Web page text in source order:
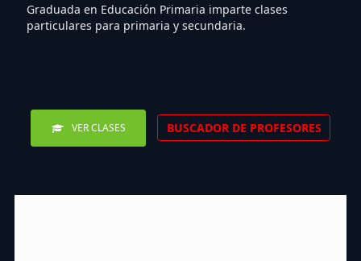
Graduada en Educación Primaria imparte clases
particulares para primaria y secundaria.
VER CLASES BUSCADOR DE PROFESORES